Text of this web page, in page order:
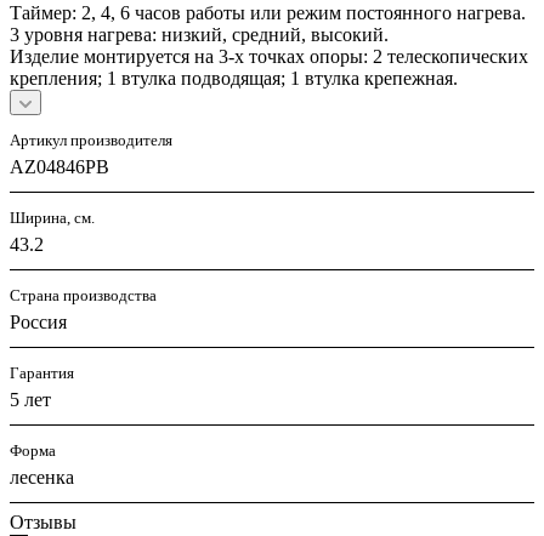
Таймер: 2, 4, 6 часов работы или режим постоянного нагрева.
3 уровня нагрева: низкий, средний, высокий.
Изделие монтируется на 3-х точках опоры: 2 телескопических
крепления; 1 втулка подводящая; 1 втулка крепежная.
Артикул производителя
AZ04846PB
Ширина, см.
43.2
Страна производства
Россия
Гарантия
5 лет
Форма
лесенка
Отзывы